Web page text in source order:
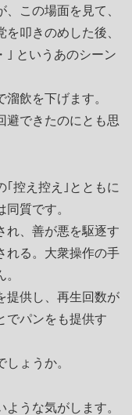
この場面を見て、
を叩きのめした後、
｣ というあのシーン
飲を下げます。
避できたのにとも思
｢控え控え｣とともに
質です。
れ、善が悪を駆逐す
れる。大衆操作の手
提供し、再生回数が
でパンをも提供す
ょうか。
うな気がします。